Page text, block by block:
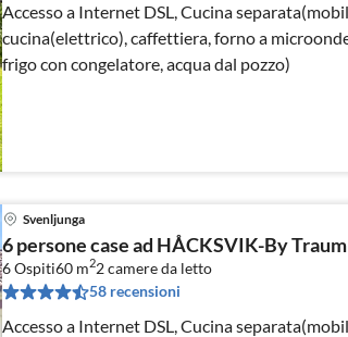
Accesso a Internet DSL, Cucina
cucina(elettrico), caffettiera, forno a
frigo con congelatore, acqua dal pozzo)
Svenljunga
6 persone case ad HÅCKSVIK-By Traum
6 Ospiti60 m22camere da letto
58 recensioni
Accesso a Internet DSL, Cucina